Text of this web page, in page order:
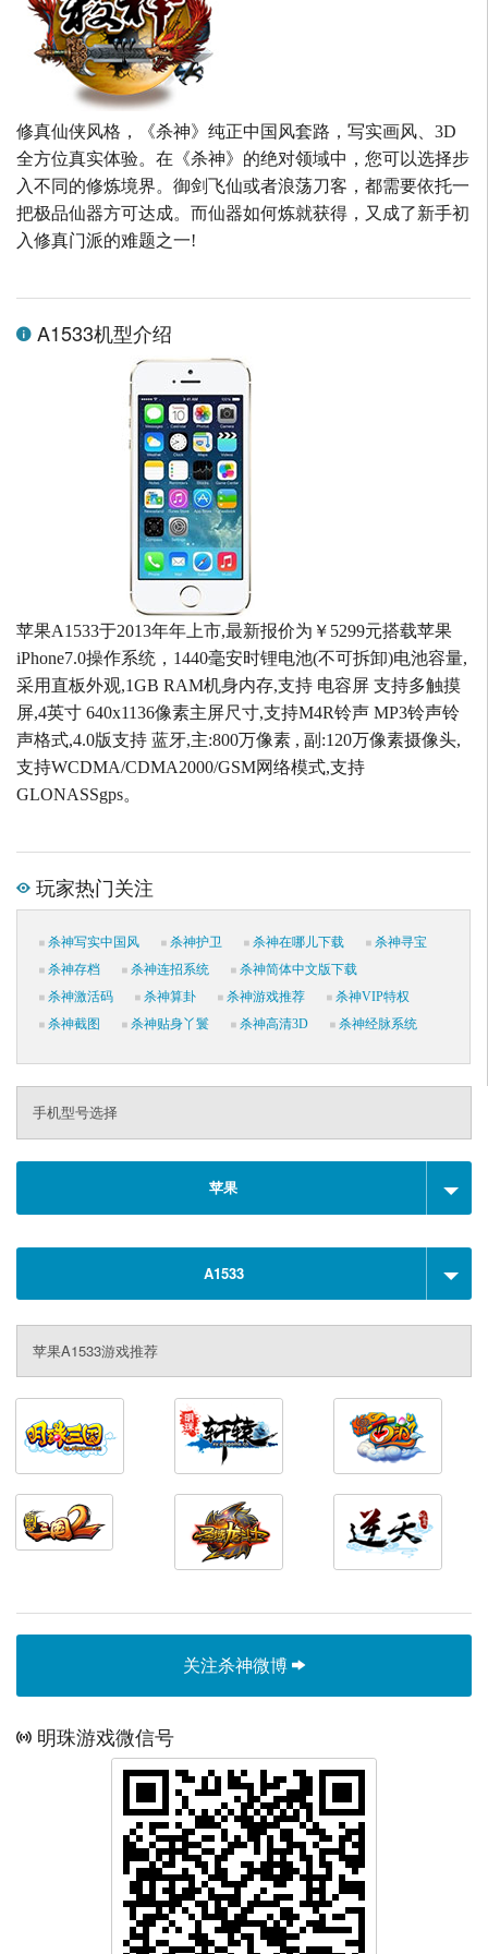
修真仙侠风格，《杀神》纯正中国风套路，写实画风、3D
全方位真实体验。在《杀神》的绝对领域中，您可以选择步
入不同的修炼境界。御剑飞仙或者浪荡刀客，都需要依托一
把极品仙器方可达成。而仙器如何炼就获得，又成了新手初
入修真门派的难题之一!
A1533机型介绍
苹果A1533于2013年年上市,最新报价为￥5299元搭载苹果
iPhone7.0操作系统，1440毫安时锂电池(不可拆卸)电池容量,
采用直板外观,1GB RAM机身内存,支持 电容屏 支持多触摸
屏,4英寸 640x1136像素主屏尺寸,支持M4R铃声 MP3铃声铃
声格式,4.0版支持 蓝牙,主:800万像素 , 副:120万像素摄像头,
支持WCDMA/CDMA2000/GSM网络模式,支持
GLONASSgps。
玩家热门关注
杀神写实中国风 杀神护卫 杀神在哪儿下载
杀神寻宝
杀神存档
杀神连招系统
杀神简体中文版下载
杀神激活码
杀神算卦 杀神游戏推荐
杀神VIP特权
杀神截图
杀神贴身丫鬟 杀神高清3D 杀神经脉系统
手机型号选择
苹果
A1533
苹果A1533游戏推荐
关注杀神微博
明珠游戏微信号